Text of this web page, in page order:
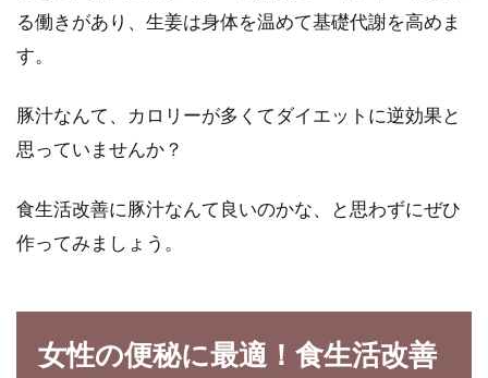
る働きがあり、生姜は身体を温めて基礎代謝を高めま
す。
豚汁なんて、カロリーが多くてダイエットに逆効果と
思っていませんか？
食生活改善に豚汁なんて良いのかな、と思わずにぜひ
作ってみましょう。
女性の便秘に最適！食生活改善